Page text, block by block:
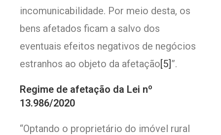
incomunicabilidade. Por meio desta, os
bens afetados ficam a salvo dos
eventuais efeitos negativos de negócios
estranhos ao objeto da afetação[5]”.
Regime de afetação da Lei no
13.986/2020
“Optando o proprietário do imóvel rural